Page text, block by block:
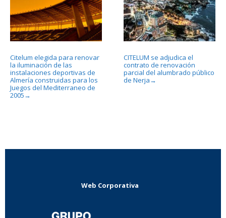
Citelum elegida para renovar
la iluminación de las
instalaciones deportivas de
Almería construidas para los
Juegos del Mediterraneo de
2005 →
CITELUM se adjudica el
contrato de renovación
parcial del alumbrado público
de Nerja →
Web Corporativa